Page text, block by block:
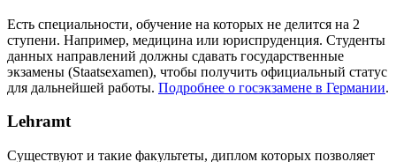
Есть специальности, обучение на которых не делится на 2
ступени. Например, медицина или юриспруденция. Студенты
данных направлений должны сдавать государственные
экзамены (Staatsexamen), чтобы получить официальный статус
для дальнейшей работы. Подробнее о госэкзамене в Германии.
Lehramt
Существуют и такие факультеты, диплом которых позволяет